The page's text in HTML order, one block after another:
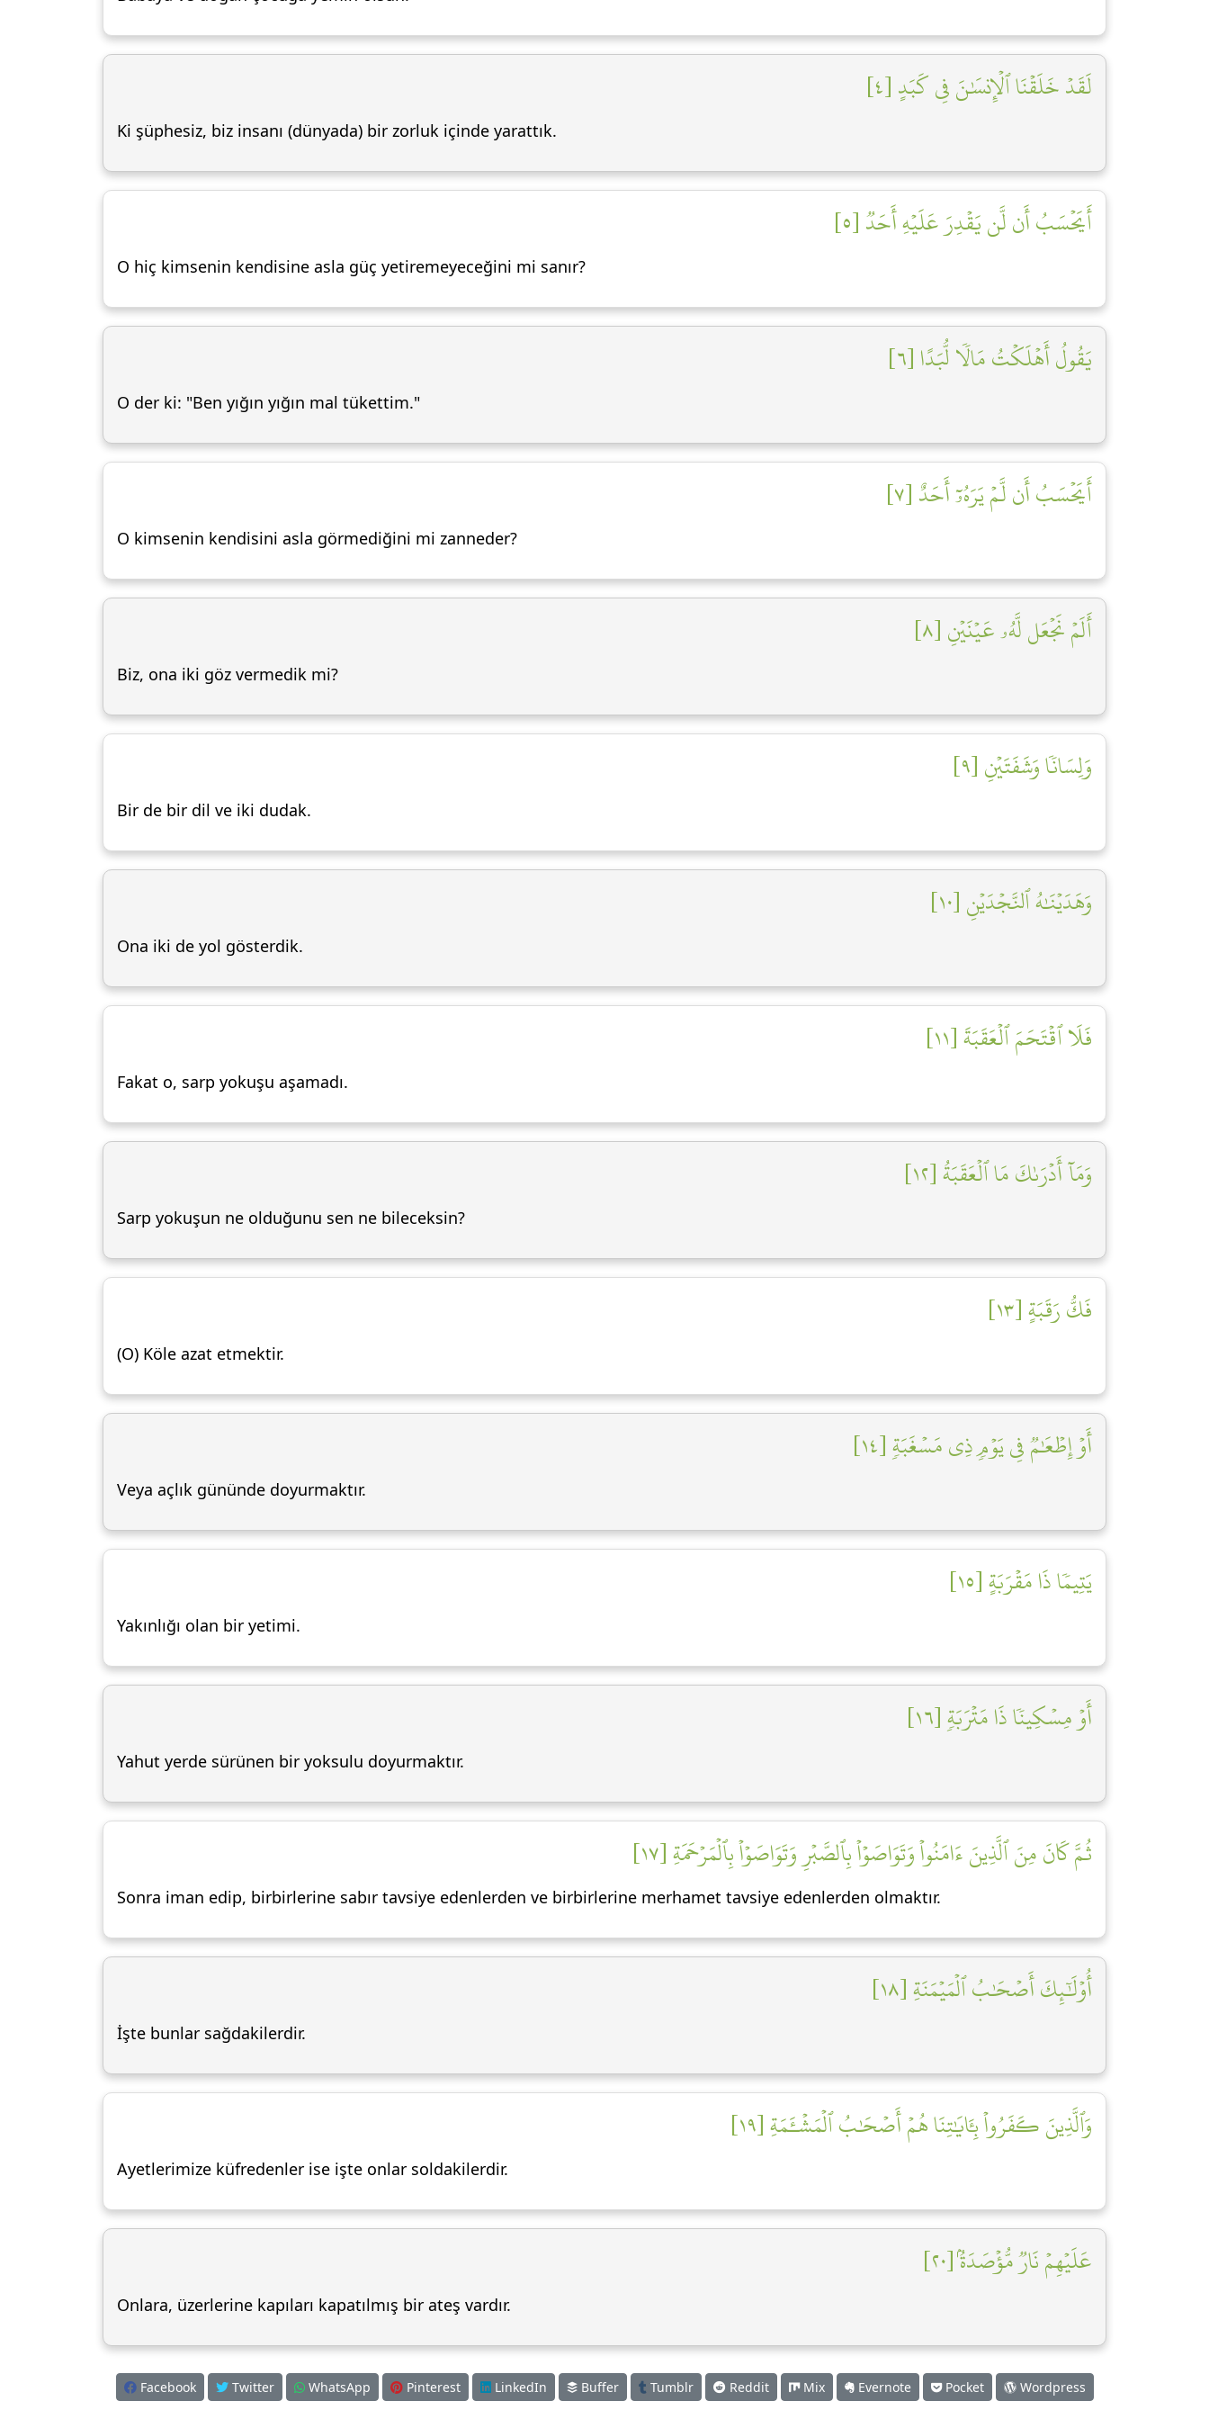
لَقَدۡ خَلَقۡنَا ٱلۡإِنسَٰنَ فِي كَبَدٍ [٤]
Ki şüphesiz, biz insanı (dünyada) bir zorluk içinde yarattık.
أَيَحۡسَبُ أَن لَّن يَقۡدِرَ عَلَيۡهِ أَحَدٞ [٥]
O hiç kimsenin kendisine asla güç yetiremeyeceğini mi sanır?
يَقُولُ أَهۡلَكۡتُ مَالٗا لُّبَدًا [٦]
O der ki: "Ben yığın yığın mal tükettim."
أَيَحۡسَبُ أَن لَّمۡ يَرَهُۥٓ أَحَدٌ [٧]
O kimsenin kendisini asla görmediğini mi zanneder?
أَلَمۡ نَجۡعَل لَّهُۥ عَيۡنَيۡنِ [٨]
Biz, ona iki göz vermedik mi?
وَلِسَانٗا وَشَفَتَيۡنِ [٩]
Bir de bir dil ve iki dudak.
وَهَدَيۡنَٰهُ ٱلنَّجۡدَيۡنِ [١٠]
Ona iki de yol gösterdik.
فَلَا ٱقۡتَحَمَ ٱلۡعَقَبَةَ [١١]
Fakat o, sarp yokuşu aşamadı.
وَمَآ أَدۡرَىٰكَ مَا ٱلۡعَقَبَةُ [١٢]
Sarp yokuşun ne olduğunu sen ne bileceksin?
فَكُّ رَقَبَةٍ [١٣]
(O) Köle azat etmektir.
أَوۡ إِطۡعَٰمٞ فِي يَوۡمٖ ذِي مَسۡغَبَةٖ [١٤]
Veya açlık gününde doyurmaktır.
يَتِيمٗا ذَا مَقۡرَبَةٍ [١٥]
Yakınlığı olan bir yetimi.
أَوۡ مِسۡكِينٗا ذَا مَتۡرَبَةٖ [١٦]
Yahut yerde sürünen bir yoksulu doyurmaktır.
ثُمَّ كَانَ مِنَ ٱلَّذِينَ ءَامَنُواْ وَتَوَاصَوۡاْ بِٱلصَّبۡرِ وَتَوَاصَوۡاْ بِٱلۡمَرۡحَمَةِ [١٧]
Sonra iman edip, birbirlerine sabır tavsiye edenlerden ve birbirlerine merhamet tavsiye edenlerden olmaktır.
أُوْلَٰٓئِكَ أَصۡحَٰبُ ٱلۡمَيۡمَنَةِ [١٨]
İşte bunlar sağdakilerdir.
وَٱلَّذِينَ كَفَرُواْ بِـَٔايَٰتِنَا هُمۡ أَصۡحَٰبُ ٱلۡمَشۡـَٔمَةِ [١٩]
Ayetlerimize küfredenler ise işte onlar soldakilerdir.
عَلَيۡهِمۡ نَارٞ مُّؤۡصَدَةُۢ [٢٠]
Onlara, üzerlerine kapıları kapatılmış bir ateş vardır.
Facebook Twitter WhatsApp Pinterest LinkedIn Buffer Tumblr Reddit Mix Evernote Pocket Wordpress